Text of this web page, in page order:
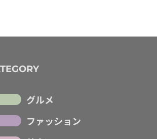
グルメ
ファッション